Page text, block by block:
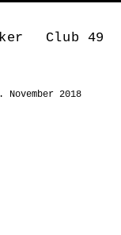
Club 49
November 2018